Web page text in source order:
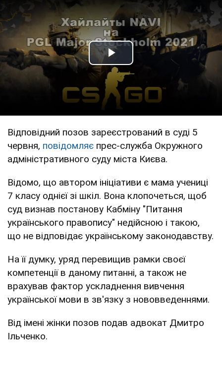
Play Video
Відповідний позов зареєстрований в суді 5
червня, повідомляє прес-служба Окружного
адміністративного суду міста Києва.
Відомо, що автором ініціативи є мама учениці
7 класу однієї зі шкіл. Вона клопочеться, щоб
суд визнав постанову Кабміну "Питання
українського правопису" недійсною і такою,
що не відповідає українському законодавству.
На її думку, уряд перевищив рамки своєї
компетенції в даному питанні, а також не
врахував фактор ускладнення вивчення
української мови в зв'язку з нововведеннями.
Від імені жінки позов подав адвокат Дмитро
Ільченко.